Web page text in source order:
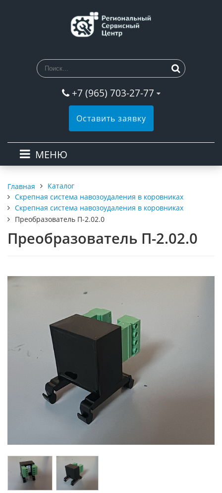
+7 (965) 703-27-77
Оставить заявку
МЕНЮ
Главная
Каталог
Скрепная система навозоудаления в коровниках
Скрепная система навозоудаления в коровниках
Преобразователь П-2.02.0
Преобразователь П-2.02.0